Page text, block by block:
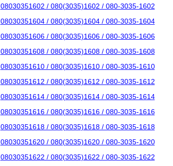
08030351602 / 080(3035)1602 / 080-3035-1602
08030351604 / 080(3035)1604 / 080-3035-1604
08030351606 / 080(3035)1606 / 080-3035-1606
08030351608 / 080(3035)1608 / 080-3035-1608
08030351610 / 080(3035)1610 / 080-3035-1610
08030351612 / 080(3035)1612 / 080-3035-1612
08030351614 / 080(3035)1614 / 080-3035-1614
08030351616 / 080(3035)1616 / 080-3035-1616
08030351618 / 080(3035)1618 / 080-3035-1618
08030351620 / 080(3035)1620 / 080-3035-1620
08030351622 / 080(3035)1622 / 080-3035-1622